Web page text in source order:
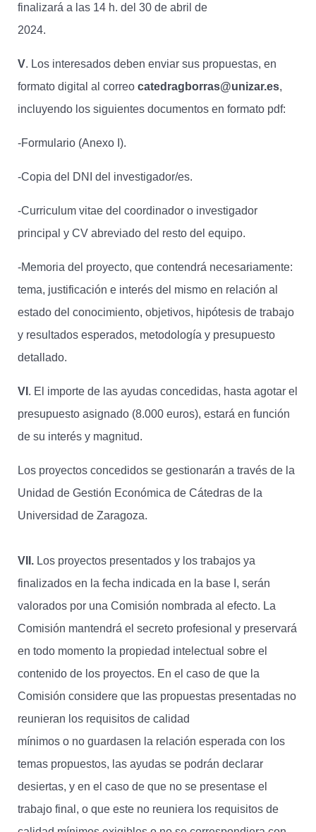
finalizará a las 14 h. del 30 de abril de
2024.
V. Los interesados deben enviar sus propuestas, en
formato digital al correo catedragborras@unizar.es,
incluyendo los siguientes documentos en formato pdf:
-Formulario (Anexo I).
-Copia del DNI del investigador/es.
-Curriculum vitae del coordinador o investigador
principal y CV abreviado del resto del equipo.
-Memoria del proyecto, que contendrá necesariamente:
tema, justificación e interés del mismo en relación al
estado del conocimiento, objetivos, hipótesis de trabajo
y resultados esperados, metodología y presupuesto
detallado.
VI . El importe de las ayudas concedidas, hasta agotar el
presupuesto asignado (8.000 euros), estará en función
de su interés y magnitud.
Los proyectos concedidos se gestionarán a través de la
Unidad de Gestión Económica de Cátedras de la
Universidad de Zaragoza.
VII. Los proyectos presentados y los trabajos ya
finalizados en la fecha indicada en la base I, serán
valorados por una Comisión nombrada al efecto. La
Comisión mantendrá el secreto profesional y preservará
en todo momento la propiedad intelectual sobre el
contenido de los proyectos. En el caso de que la
Comisión considere que las propuestas presentadas no
reunieran los requisitos de calidad
mínimos o no guardasen la relación esperada con los
temas propuestos, las ayudas se podrán declarar
desiertas, y en el caso de que no se presentase el
trabajo final, o que este no reuniera los requisitos de